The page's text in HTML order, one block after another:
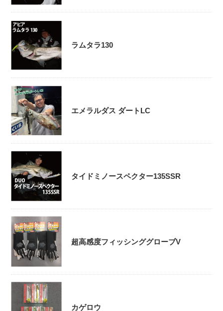
ラムタラ130
エメラルダス ダートLC
タイドミノースペクター135SSR
超高感度フィッシンググローブV
カゲロウ